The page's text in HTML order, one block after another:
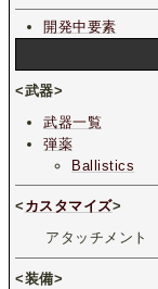
開発中要素
<武器>
武器一覧
弾薬
Ballistics
< カスタマイズ>
アタッチメント
<装備>